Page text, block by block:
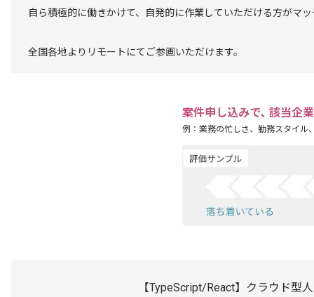
自ら積極的に働きかけて、自発的に作業していただける方がマ
全国各地よりリモートにてご参画いただけます。
案件申し込みで､ 該当企
例：業務の忙しさ、勤務スタイル
【TypeScript/React】クラウド型